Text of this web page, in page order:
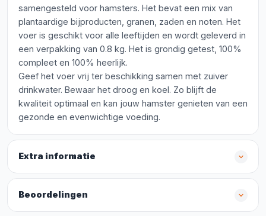
samengesteld voor hamsters. Het bevat een mix van
plantaardige bijproducten, granen, zaden en noten. Het
voer is geschikt voor alle leeftijden en wordt geleverd in
een verpakking van 0.8 kg. Het is grondig getest, 100%
compleet en 100% heerlijk.
Geef het voer vrij ter beschikking samen met zuiver
drinkwater. Bewaar het droog en koel. Zo blijft de
kwaliteit optimaal en kan jouw hamster genieten van een
gezonde en evenwichtige voeding.
Extra informatie
Beoordelingen